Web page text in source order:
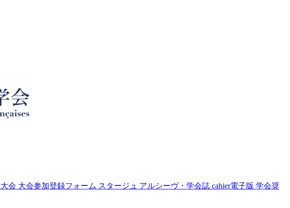
大会 大会参加登録フォーム スタージュ アルシーヴ・学会誌 cahier電子版 学会奨